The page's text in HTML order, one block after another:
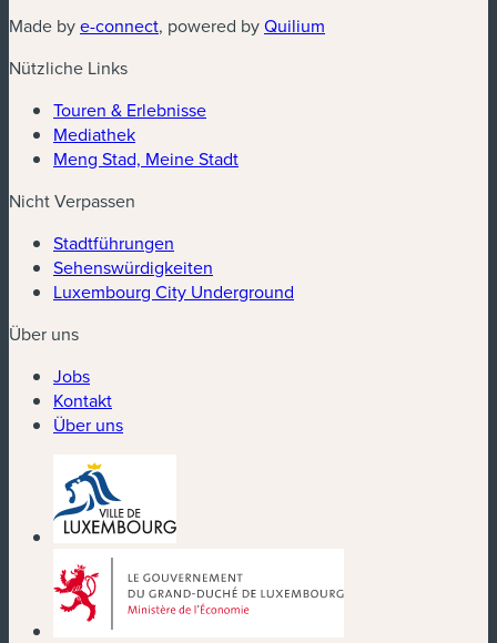
Made bye-connect(neues Fenster)
, powered byQuilium
Nützliche Links
Touren & Erlebnisse
Mediathek
Meng Stad, Meine Stadt
Nicht Verpassen
Stadtführungen
Sehenswürdigkeiten
Luxembourg City Underground
Über uns
Jobs
Kontakt
Über uns